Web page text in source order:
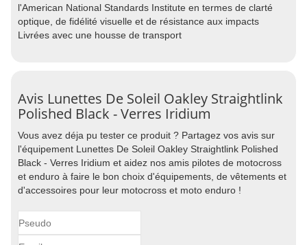
l'American National Standards Institute en termes de clarté
optique, de fidélité visuelle et de résistance aux impacts
Livrées avec une housse de transport
Avis Lunettes De Soleil Oakley Straightlink
Polished Black - Verres Iridium
Vous avez déja pu tester ce produit ? Partagez vos avis sur
l'équipement Lunettes De Soleil Oakley Straightlink Polished
Black - Verres Iridium et aidez nos amis pilotes de motocross
et enduro à faire le bon choix d'équipements, de vêtements et
d'accessoires pour leur motocross et moto enduro !